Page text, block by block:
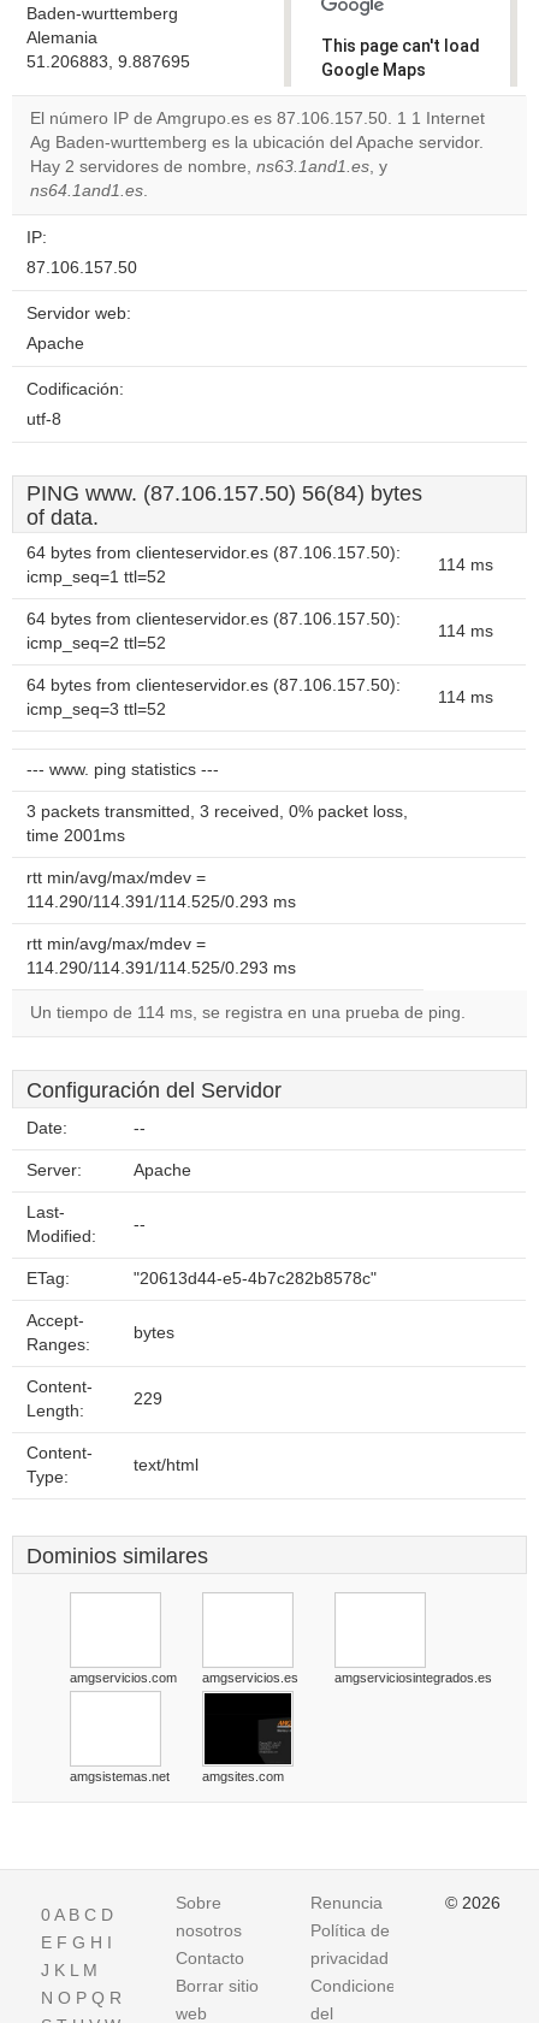
Baden-wurttemberg
Alemania
51.206883, 9.887695
This page can't load
Google Maps
correctly.
Do you
own this
El número IP de Amgrupo.es es 87.106.157.50. 1 1 Internet
Ag Baden-wurttemberg es la ubicación del Apache servidor.
Hay 2 servidores de nombre, ns63.1and1.es, y
ns64.1and1.es.
IP:
87.106.157.50
Servidor web:
Apache
Codificación:
utf-8
PING www. (87.106.157.50) 56(84) bytes
of data.
64 bytes from clienteservidor.es (87.106.157.50):
icmp_seq=1 ttl=52
114 ms
64 bytes from clienteservidor.es (87.106.157.50):
icmp_seq=2 ttl=52
114 ms
64 bytes from clienteservidor.es (87.106.157.50):
icmp_seq=3 ttl=52
114 ms
--- www. ping statistics ---
3 packets transmitted, 3 received, 0% packet loss,
time 2001ms
rtt min/avg/max/mdev =
114.290/114.391/114.525/0.293 ms
rtt min/avg/max/mdev =
114.290/114.391/114.525/0.293 ms
Un tiempo de 114 ms, se registra en una prueba de ping.
Configuración del Servidor
Date: --
Server: Apache
Last-
Modified:
--
ETag: "20613d44-e5-4b7c282b8578c"
Accept-
Ranges:
bytes
Content-
Length:
229
Content-
Type:
text/html
Dominios similares
amgservicios.com amgservicios.es amgserviciosintegrados.es
amgsistemas.net amgsites.com
0A B C D
E F G H I
J K L M
N O P Q R
Sobre
nosotros
Contacto
Borrar sitio
web
Renuncia
Política de
privacidad
Condiciones
del
© 2026